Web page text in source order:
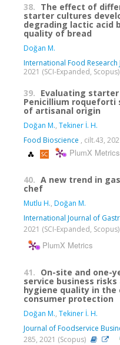
38. The effect of
starter cultures
degrading lactic acid
quality of bread
Doğan M.
International Food Research
2021 (SCI-Expanded, Scopus)
39. Evaluating
Penicillium roqueforti
of artisanal origin
Doğan M., Tekiner İ. H.
Food Bioscience , cilt.43,
PlumX Metrics
40. A new trend in
chef
Mutlu H., Doğan M.
International Journal of
2021 (SCI-Expanded, Scopus)
PlumX Metrics
41. On-site and one-
service business
hygiene quality in
consumer protection
Doğan M., Tekiner İ. H.
Journal of Foodservice
285, 2021 (Scopus)